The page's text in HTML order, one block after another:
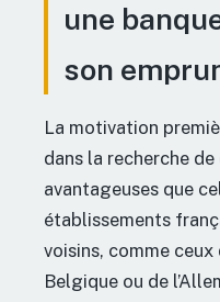
une
son
La motivation
dans la recherche
avantageuses que
établissements
voisins, comme
Belgique ou de